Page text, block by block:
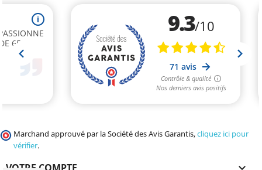
Marchand approuvé par la Société des Avis Garantis,cliquez ici pour
vérifier.